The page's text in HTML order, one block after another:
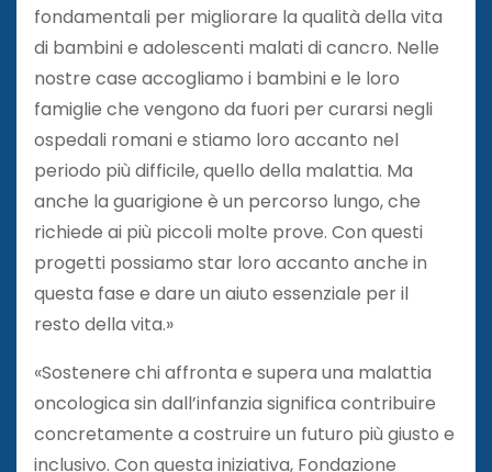
fondamentali per migliorare la qualità della vita
di bambini e adolescenti malati di cancro. Nelle
nostre case accogliamo i bambini e le loro
famiglie che vengono da fuori per curarsi negli
ospedali romani e stiamo loro accanto nel
periodo più difficile, quello della malattia. Ma
anche la guarigione è un percorso lungo, che
richiede ai più piccoli molte prove. Con questi
progetti possiamo star loro accanto anche in
questa fase e dare un aiuto essenziale per il
resto della vita.»
«Sostenere chi affronta e supera una malattia
oncologica sin dall’infanzia significa contribuire
concretamente a costruire un futuro più giusto e
inclusivo. Con questa iniziativa, Fondazione